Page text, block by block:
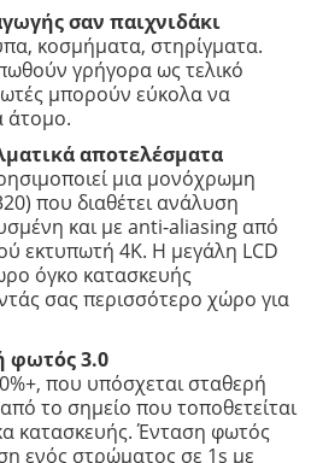
σαν παιχνιδάκι
κοσμήματα, στηρίγματα.
γρήγορα ως τελικό
μπορούν εύκολα να
άτομο.
αποτελέσματα
μια μονόχρωμη
που διαθέτει ανάλυση
και με anti-aliasing από
εκτυπωτή 4K. Η μεγάλη LCD
όγκο κατασκευής
σας περισσότερο χώρο για
φωτός 3.0
που υπόσχεται σταθερή
το σημείο που τοποθετείται
κατασκευής. Ένταση φωτός
ενός στρώματος σε 1s με